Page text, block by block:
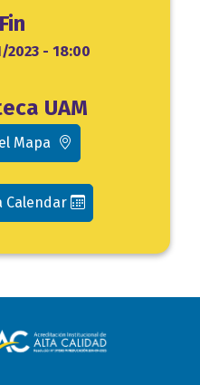
Fin
2023 - 18:00
UAM
Mapa
Calendar